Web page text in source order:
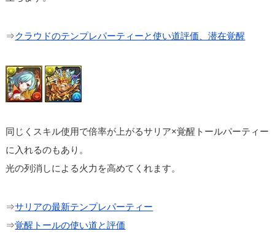
⇒クラウドのテンプレパーティーと使い道評価、潜在覚醒
同じくスキル使用で倍率が上がるサリア×覚醒トールパーティー
に入れるのもあり。
光の列消しによる火力を高めてくれます。
⇒サリアの最新テンプレパーティー
⇒覚醒トールの使い道と評価